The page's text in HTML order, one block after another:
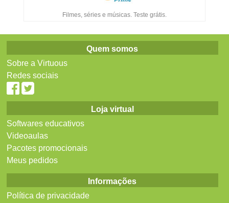
Filmes, séries e músicas. Teste grátis.
Quem somos
Sobre a Virtuous
Redes sociais
Loja virtual
Softwares educativos
Videoaulas
Pacotes promocionais
Meus pedidos
Informações
Política de privacidade